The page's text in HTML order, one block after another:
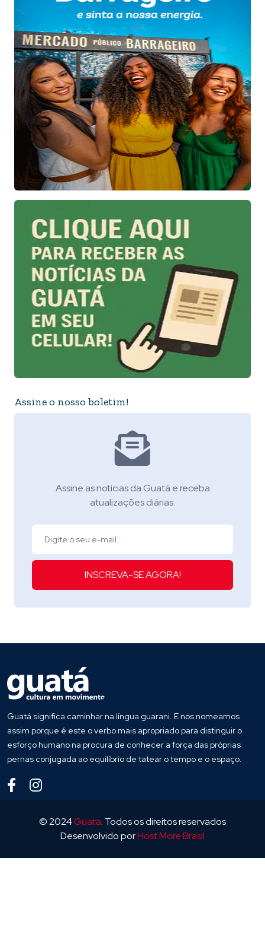
Assine o nosso boletim!
Assine as notícias da Guatá e receba
atualizações diárias.
INSCREVA-SE AGORA!
Guatá significa caminhar na língua guarani. E nos nomeamos
assim porque é este o verbo mais apropriado para distinguir o
esforço humano na procura de conhecer a força das próprias
pernas conjugada ao equilíbrio de tatear o tempo e o espaço.
© 2024Guata. Todos os direitos reservados
Desenvolvido porHost More Brasil